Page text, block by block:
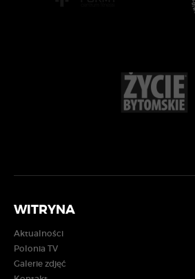
WITRYNA
Aktualności
Polonia TV
Galerie zdjęć